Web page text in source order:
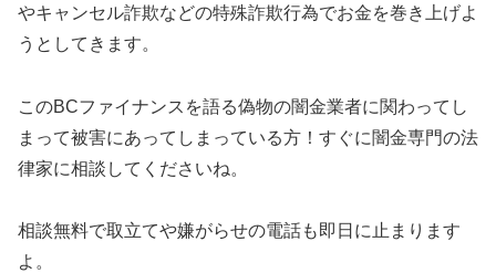
やキャンセル詐欺などの特殊詐欺行為でお金を巻き上げよ
うとしてきます。
このBCファイナンス を語る偽物の闇金業者に関わってし
まって被害にあってしまっている方！すぐに闇金専門の法
律家に相談してくださいね。
相談無料で取立てや嫌がらせの電話も即日に止まります
よ。